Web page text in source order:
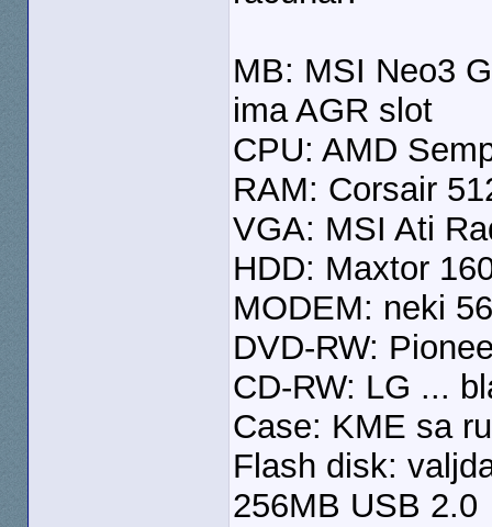
MB: MSI Neo3
ima AGR slot
CPU: AMD
RAM: Corsair
VGA: MSI Ati
HDD: Maxtor
MODEM: neki
DVD-RW:
CD-RW: LG ...
Case: KME sa
Flash disk:
256MB USB 2.0